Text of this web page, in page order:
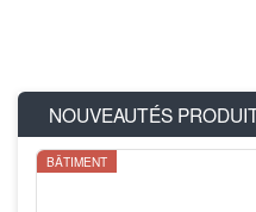
NOUVEAUTÉS
BÂTIMENT